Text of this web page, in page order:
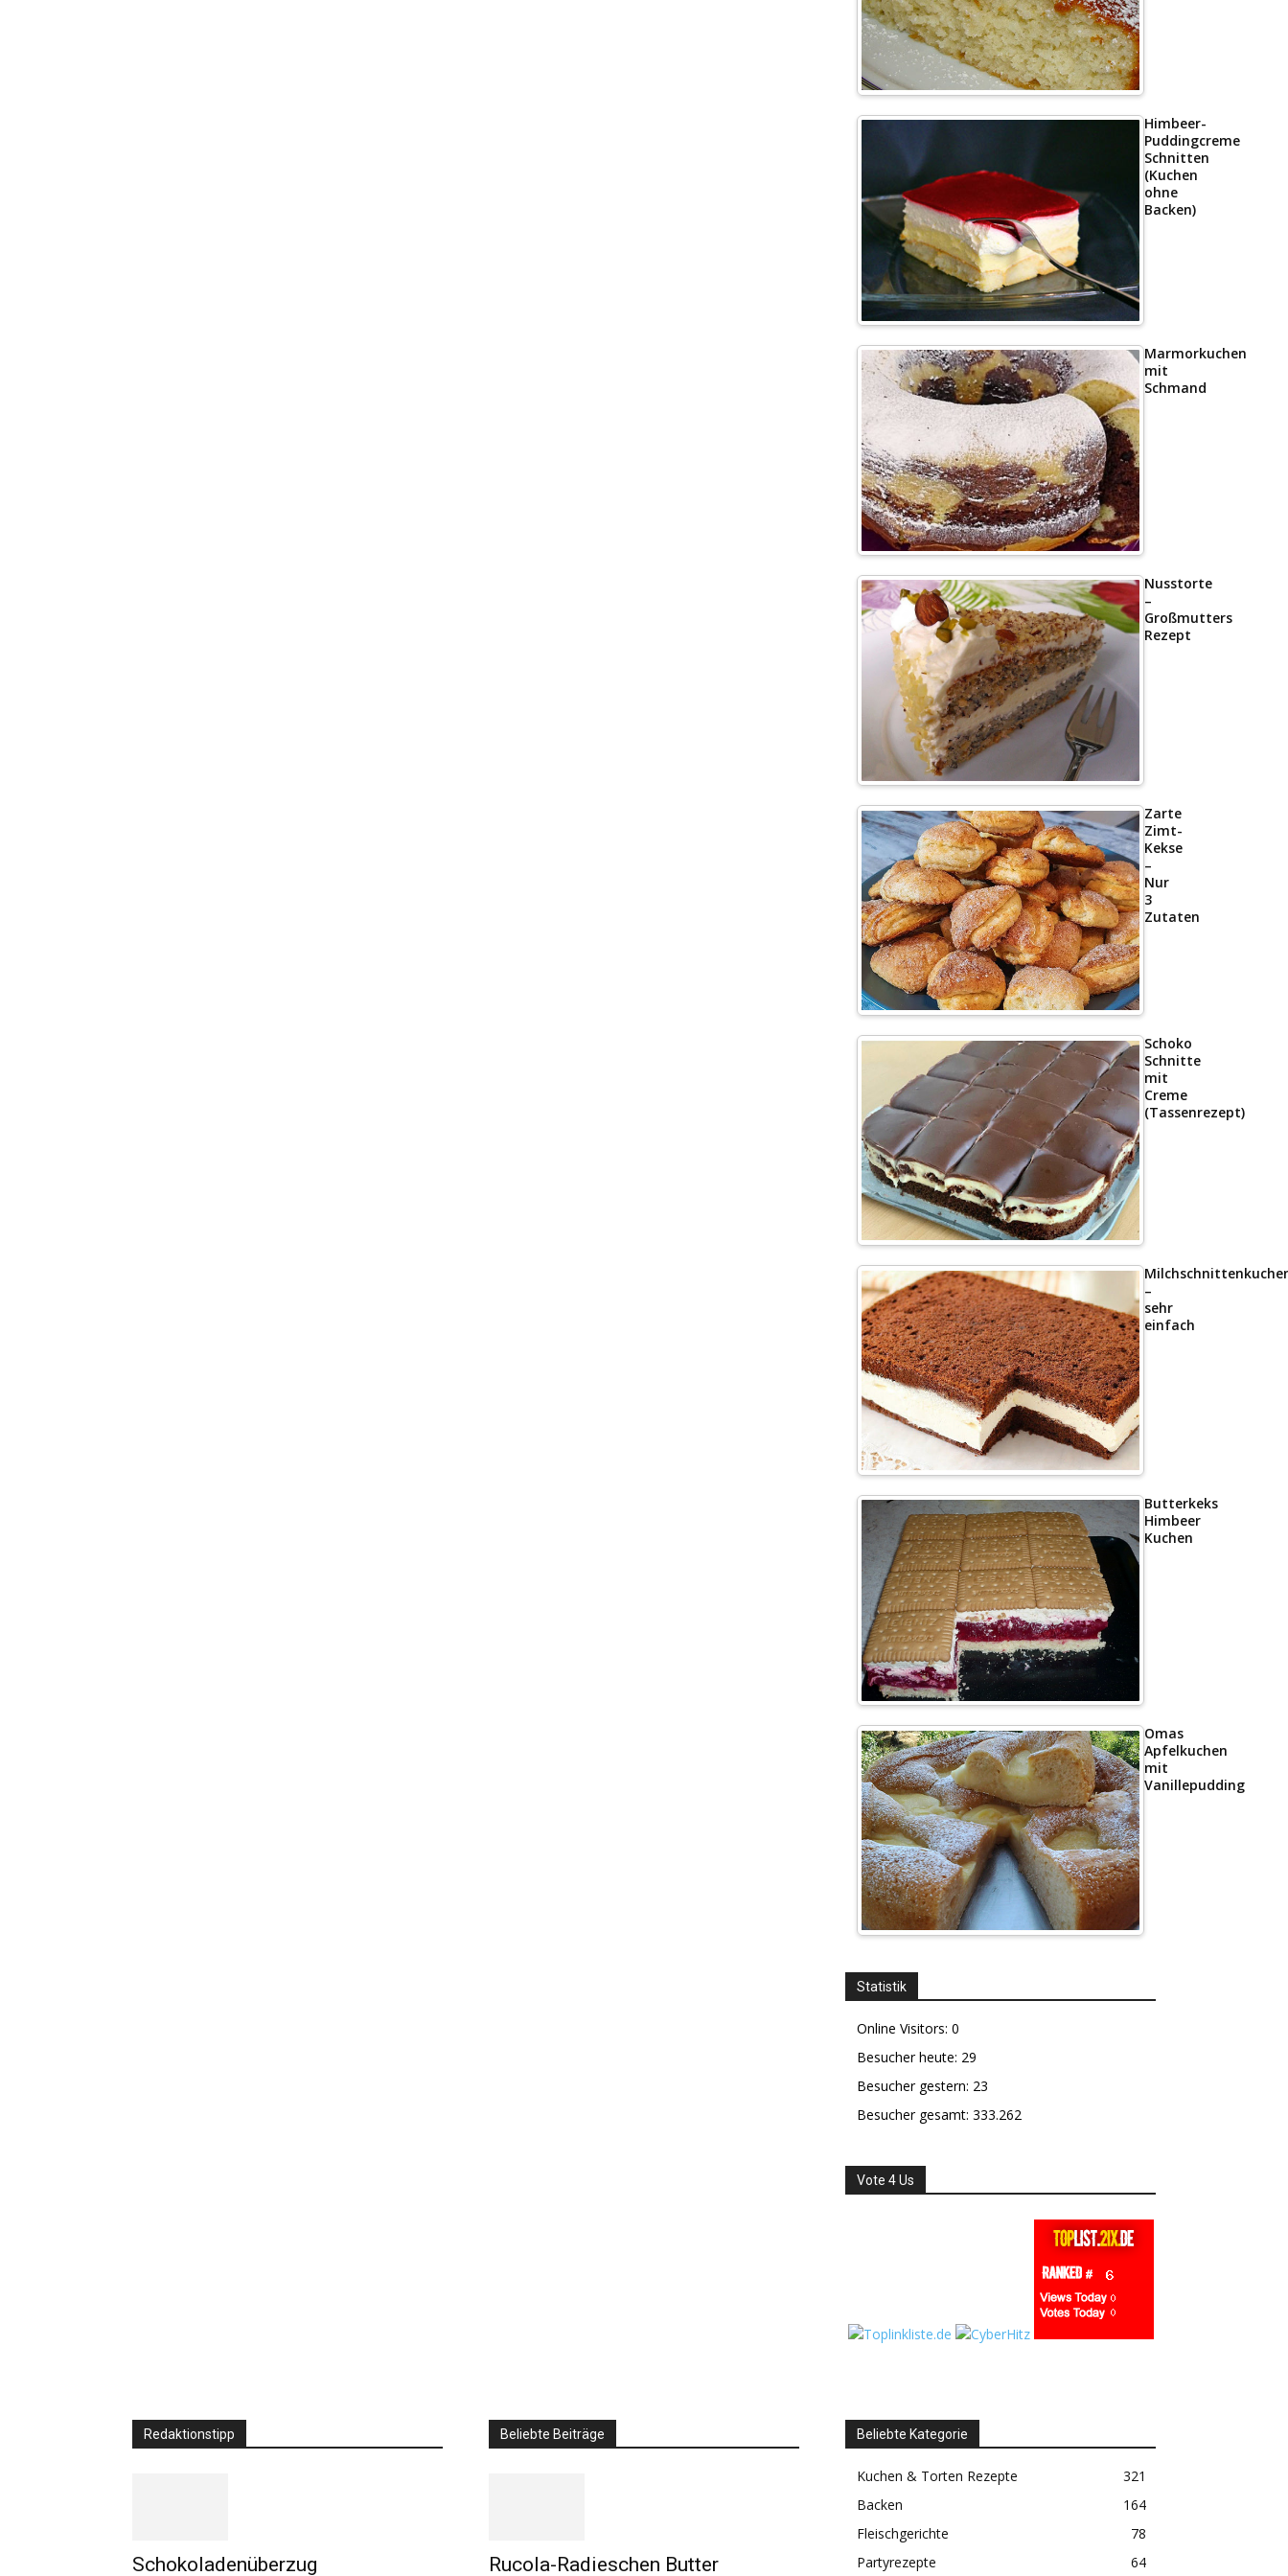
Himbeer-
Puddingcreme
Schnitten
(Kuchen
ohne
Backen)
Marmorkuchen
mit
Schmand
Nusstorte
–
Großmutters
Rezept
Zarte
Zimt-
Kekse
–
Nur
3
Zutaten
Schoko
Schnitte
mit
Creme
(Tassenrezept)
–
sehr
einfach
Butterkeks
Himbeer
Kuchen
Omas
Apfelkuchen
mit
Vanillepudding
Statistik
Online Visitors: 0
Besucher heute: 29
Besucher gestern: 23
Besucher gesamt: 333.262
Vote 4 Us
Redaktionstipp
Schokoladenüberzug
Beliebte Beiträge
Rucola-Radieschen Butter
Beliebte Kategorie
Kuchen & Torten Rezepte
321
Backen
164
Fleischgerichte
78
Partyrezepte
64